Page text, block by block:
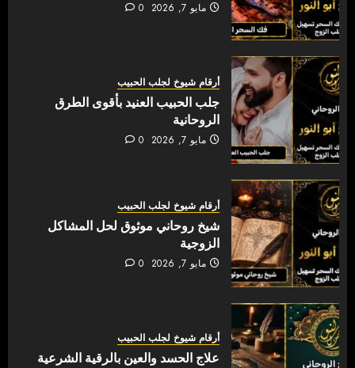
مايو 7, 2026 0
أرقام شيوخ لجلب الحبيب
جلب الحبيب العنيد بأقوى الطرق
الروحانية
مايو 7, 2026 0
أرقام شيوخ لجلب الحبيب
شيخ روحاني موثوق لحل المشاكل
الزوجية
مايو 7, 2026 0
أرقام شيوخ لجلب الحبيب
علاج الحسد والعين بالرقية الشرعية